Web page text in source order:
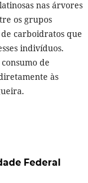
nas árvores
os grupos
carboidratos que
indivíduos.
de
às
Federal